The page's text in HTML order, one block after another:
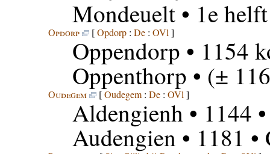
Mondeuelt• 1e
Opdorp [Opdorp: De: OVl ]
Oppendorp • 1154
Oppenthorp • (±
Oudegem [Oudegem: De: OVl ]
Aldengienh • 1144
Audengien • 1181